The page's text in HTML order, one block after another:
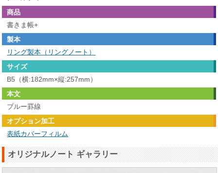
商品
書きま帳+
製本
リング製本（リングノート）
サイズ
B5（横:182mm×縦:257mm）
本文
ブルー罫線
オプション加工
表紙カバーフィルム
オリジナルノート ギャラリー